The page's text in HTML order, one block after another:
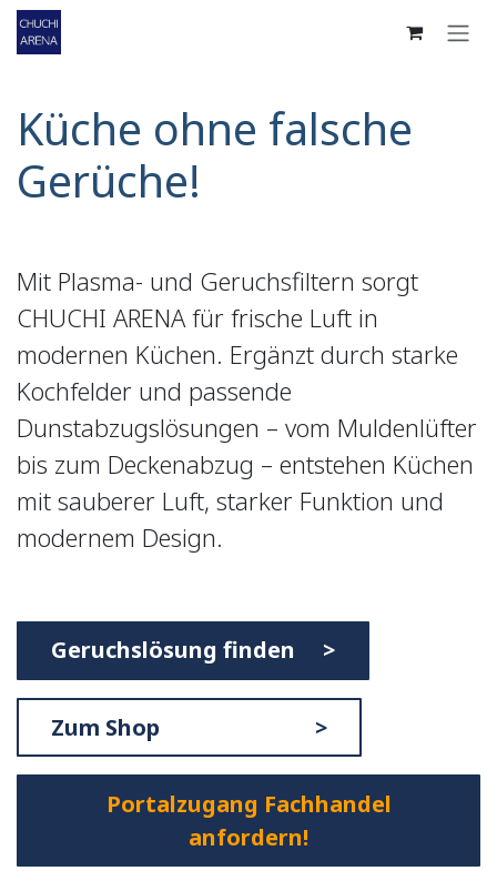
Zum Inhalt springen
Küche ohne falsche
Gerüche!
Mit Plasma- und Geruchsfiltern sorgt
CHUCHI ARENA für frische Luft in
modernen Küchen. Ergänzt durch starke
Kochfelder und passende
Dunstabzugslösungen – vom Muldenlüfter
bis zum Deckenabzug – entstehen Küchen
mit sauberer Luft, starker Funktion und
modernem Design.
Geruchslösung finden >
Zum Shop >
Portalzugang Fachhandel
anfordern!